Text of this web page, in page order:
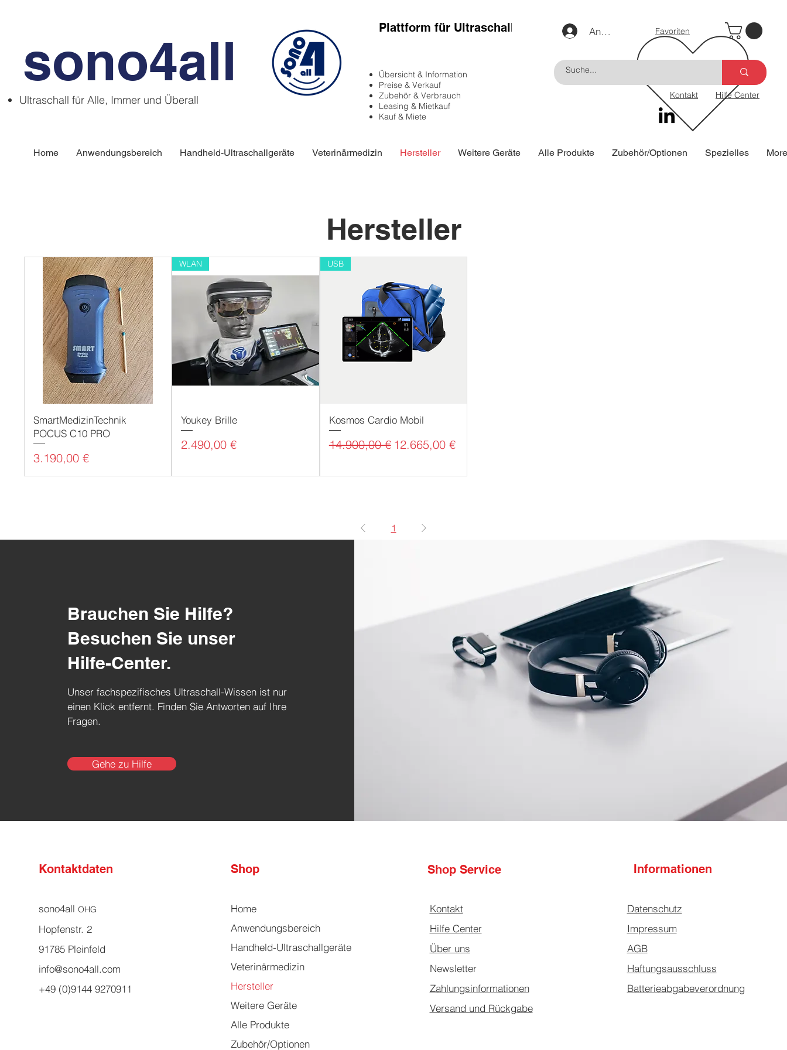
sono4all
Ultraschall für Alle, Immer und Überall
Plattform für Ultraschall-Geräte
Übersicht & Information
Preise & Verkauf
Zubehör & Verbrauch
Leasing & Mietkauf
Kauf & Miete
Anmelden Favoriten
Kontakt Hilfe Center
Home Anwendungsbereich Handheld-Ultraschallgeräte Veterinärmedizin Hersteller Weitere Geräte Alle Produkte Zubehör/Optionen Spezielles More
Hersteller
SmartMedizinTechnik
POCUS C10 PRO
Preis
3.190,00 €
WLAN
Youkey Brille
Preis
2.490,00 €
USB
Kosmos Cardio Mobil
Standardpreis
14.900,00 € Sale-Preis
12.665,00 €
1
Brauchen Sie Hilfe?
Besuchen Sie unser
Hilfe-Center.
Unser fachspezifisches Ultraschall-Wissen ist nur
einen Klick entfernt. Finden Sie Antworten auf Ihre
Fragen.
Gehe zu Hilfe
Kontaktdaten
sono4all OHG
Hopfenstr. 2
91785 Pleinfeld
info@sono4all.com
+49 (0)9144 9270911
Shop
Home
Anwendungsbereich
Handheld-Ultraschallgeräte
Veterinärmedizin
Hersteller
Weitere Geräte
Alle Produkte
Zubehör/Optionen
Shop Service
Kontakt
Hilfe Center
Über uns
Newsletter
Zahlungsinformationen
Versand und Rückgabe
Informationen
Datenschutz
Impressum
AGB
Haftungsausschluss
Batterieabgabeverordnung